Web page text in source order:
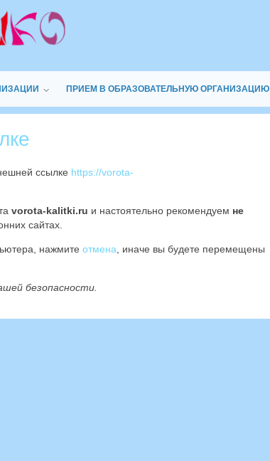
ПРИЕМ В ОБРАЗОВАТЕЛЬНУЮ ОРГАНИЗАЦИЮ
ссылке https://vorota-
vorota-kalitki.ru и настоятельно рекомендуем не
сайтах.
нажмите отмена , иначе вы будете перемещены
безопасности.